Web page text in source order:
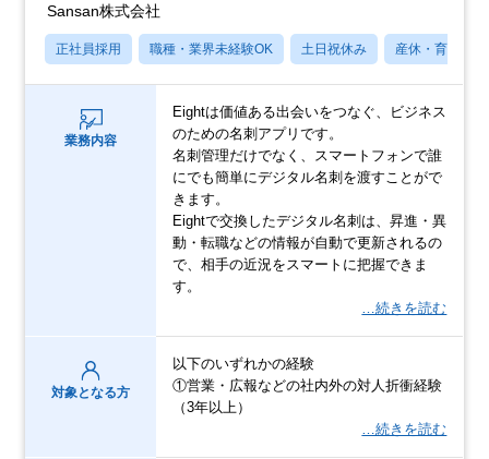
Sansan株式会社
正社員採用 職種・業界未経験OK 土日祝休み 産休・育休あり
業務内容
Eightは価値ある出会いをつなぐ、ビジネス
のための名刺アプリです。
名刺管理だけでなく、スマートフォンで誰
にでも簡単にデジタル名刺を渡すことがで
きます。
Eightで交換したデジタル名刺は、昇進・異
動・転職などの情報が自動で更新されるの
で、相手の近況をスマートに把握できま
す。
…続きを読む
対象となる方
以下のいずれかの経験
①営業・広報などの社内外の対人折衝経験
（3年以上）
…続きを読む